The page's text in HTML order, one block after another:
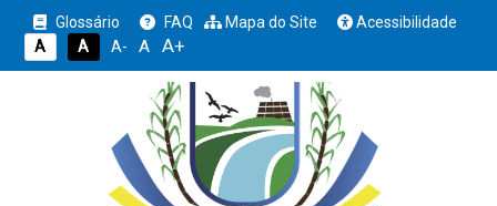
Glossário FAQ Mapa do Site
Acessibilidade
A
A A- A A+